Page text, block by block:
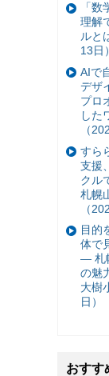
「
理解
ルと
13日）
AIで
デザ
プロ
した
（
すら
支援
クル
札幌
（
目的
体で
— 札
の魅
大樹
日）
おすす